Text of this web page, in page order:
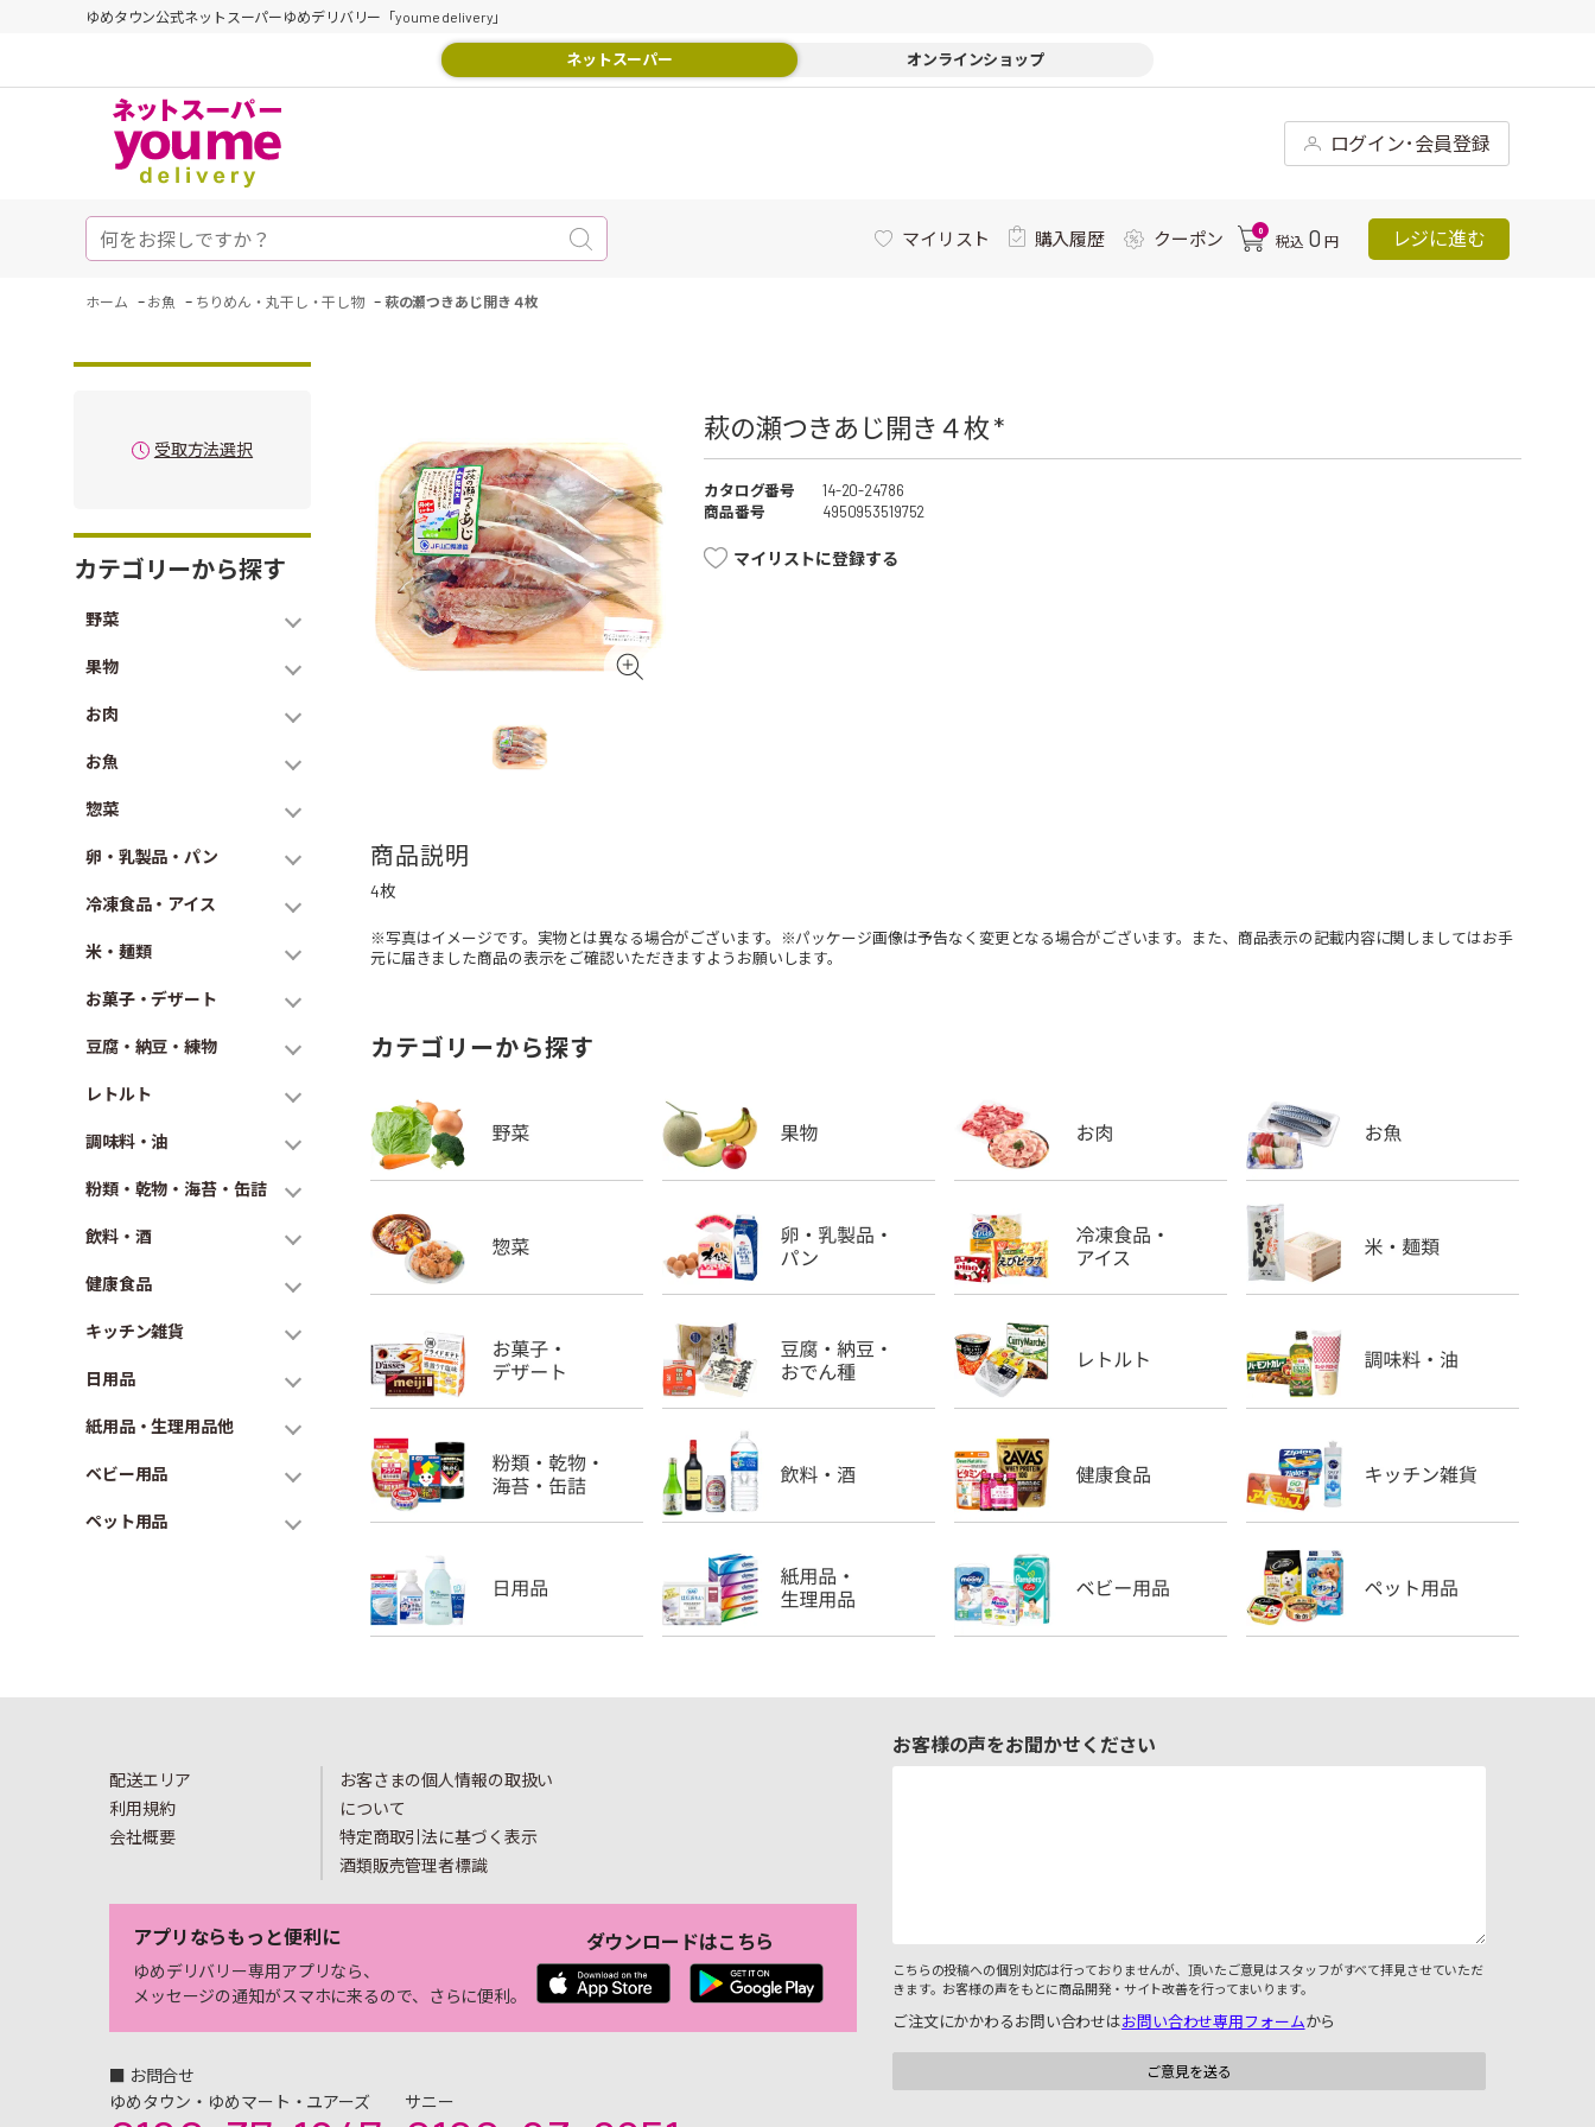
ゆめタウン公式ネットスーパーゆめデリバリー「youme delivery」
ネットスーパー オンラインショップ
ログイン･会員登録
マイリスト 購入履歴 クーポン 0
税込 0 円 レジに進む
ホーム - お魚 - ちりめん・丸干し・干し物 - 萩の瀬つきあじ開き４枚
受取方法選択
カテゴリーから探す
野菜
果物
お肉
お魚
惣菜
卵・乳製品・パン
冷凍食品・アイス
米・麺類
お菓子・デザート
豆腐・納豆・練物
レトルト
調味料・油
粉類・乾物・海苔・缶詰
飲料・酒
健康食品
キッチン雑貨
日用品
紙用品・生理用品他
ベビー用品
ペット用品
萩の瀬つきあじ開き４枚 *
カタログ番号
14-20-24786
商品番号
4950953519752
マイリストに登録する
商品説明
4枚
※写真はイメージです。実物とは異なる場合がございます。※パッケージ画像は予告なく変更となる場合がございます。また、商品表示の記載内容に関しましてはお手
元に届きました商品の表示をご確認いただきますようお願いします。
カテゴリーから探す
配送エリア
利用規約
会社概要
お客さまの個人情報の取扱い
について
特定商取引法に基づく表示
酒類販売管理者標識
アプリならもっと便利に
ゆめデリバリー専用アプリなら、
メッセージの通知がスマホに来るので、さらに便利。
ダウンロードはこちら
■ お問合せ
ゆめタウン・ゆめマート・ユアーズ
サニー
お客様の声をお聞かせください
こちらの投稿への個別対応は行っておりませんが、頂いたご意見はスタッフがすべて拝見させていただ
きます。お客様の声をもとに商品開発・サイト改善を行ってまいります。
ご注文にかかわるお問い合わせはお問い合わせ専用フォームから